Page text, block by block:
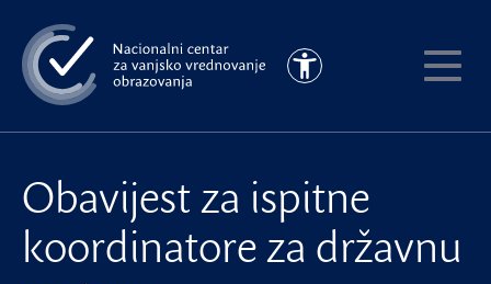
na
glavni
sadržaj
Pristupačnost
Obavijest za ispitne
koordinatore za državnu